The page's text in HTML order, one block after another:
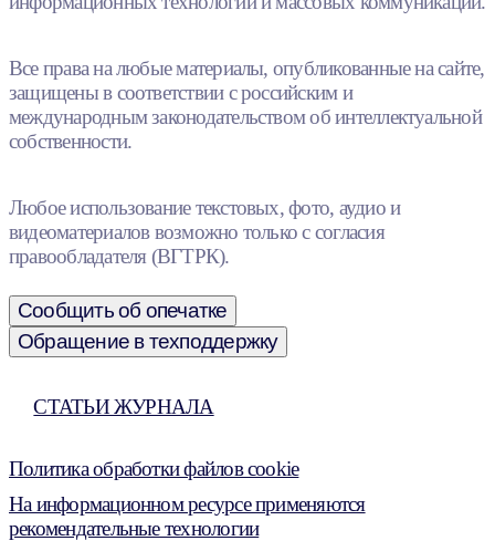
Все права на любые материалы, опубликованные на сайте,
защищены в соответствии с российским и
международным законодательством об интеллектуальной
собственности.
Любое использование текстовых, фото, аудио и
видеоматериалов возможно только с согласия
правообладателя (ВГТРК).
Сообщить об опечатке
Обращение в техподдержку
СТАТЬИ ЖУРНАЛА
Политика обработки файлов cookie
На информационном ресурсе применяются
рекомендательные технологии